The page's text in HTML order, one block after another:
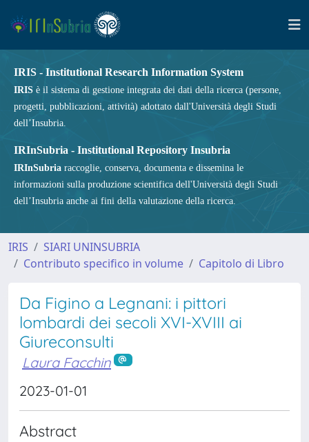
IRIS - Institutional Research Information System
IRIS è il sistema di gestione integrata dei dati della ricerca (persone,
progetti, pubblicazioni, attività) adottato dall'Università degli Studi
dell’Insubria.
IRInSubria - Institutional Repository Insubria
IRInSubria raccoglie, conserva, documenta e dissemina le
informazioni sulla produzione scientifica dell'Università degli Studi
dell’Insubria anche ai fini della valutazione della ricerca.
IRIS
SIARI UNINSUBRIA
Contributo specifico in volume
Capitolo di Libro
Da Figino a Legnani: i pittori
lombardi dei secoli XVI-XVIII ai
Giureconsulti
Laura Facchin
2023-01-01
Abstract